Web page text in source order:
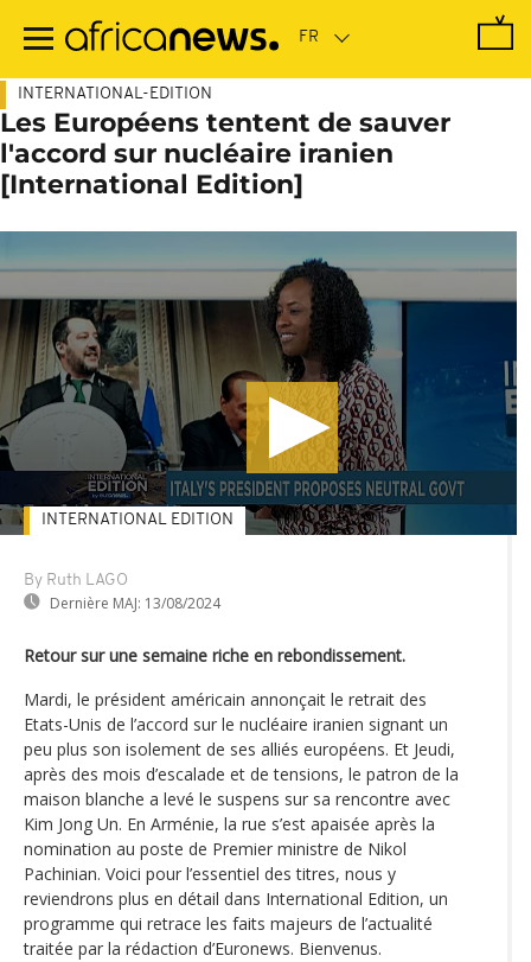
contenu
INTERNATIONAL-EDITION
Les Européens tentent de sauver
l'accord sur nucléaire iranien
[International Edition]
By Ruth LAGO
Dernière MAJ: 13/08/2024
INTERNATIONAL EDITION
Retour sur une semaine riche en rebondissement.
Mardi, le président américain annonçait le retrait des
Etats-Unis de l’accord sur le nucléaire iranien signant un
peu plus son isolement de ses alliés européens. Et Jeudi,
après des mois d’escalade et de tensions, le patron de la
maison blanche a levé le suspens sur sa rencontre avec
Kim Jong Un. En Arménie, la rue s’est apaisée après la
nomination au poste de Premier ministre de Nikol
Pachinian. Voici pour l’essentiel des titres, nous y
reviendrons plus en détail dans International Edition, un
programme qui retrace les faits majeurs de l’actualité
traitée par la rédaction d’Euronews. Bienvenus.